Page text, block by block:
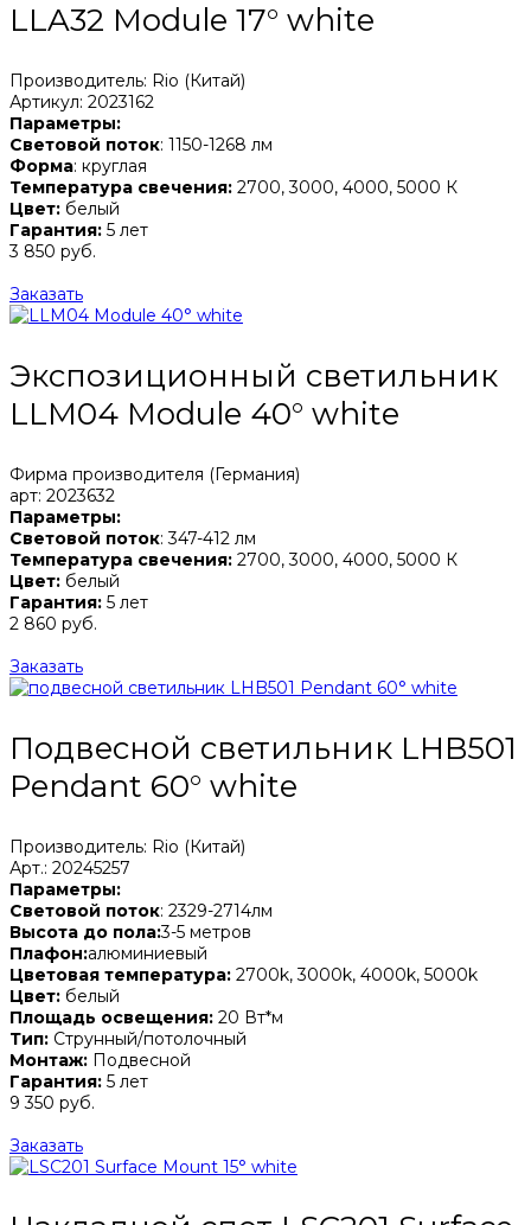
LLA32 Module 17° white
Производитель: Rio (Китай)
Артикул: 2023162
Параметры:
Световой поток: 1150-1268 лм
Форма: круглая
Температура свечения: 2700, 3000, 4000, 5000 К
Цвет: белый
Гарантия: 5 лет
3 850 руб.
Заказать
Экспозиционный светильник
LLM04 Module 40° white
Фирма производителя (Германия)
арт: 2023632
Параметры:
Световой поток: 347-412 лм
Температура свечения: 2700, 3000, 4000, 5000 К
Цвет: белый
Гарантия: 5 лет
2 860 руб.
Заказать
Подвесной светильник LHB501
Pendant 60° white
Производитель: Rio (Китай)
Арт.: 20245257
Параметры:
Световой поток: 2329-2714лм
Высота до пола:3-5 метров
Плафон:алюминиевый
Цветовая температура: 2700k, 3000k, 4000k, 5000k
Цвет: белый
Площадь освещения: 20 Вт*м
Тип: Струнный/потолочный
Монтаж: Подвесной
Гарантия: 5 лет
9 350 руб.
Заказать